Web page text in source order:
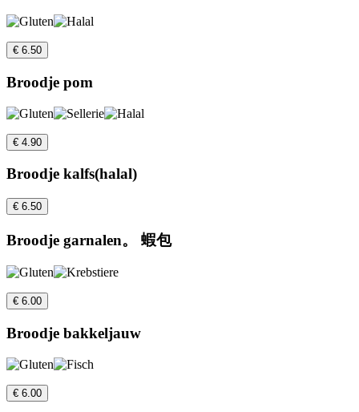
€ 6.50
Broodje pom
€ 4.90
Broodje kalfs(halal)
€ 6.50
Broodje garnalen。 蝦包
€ 6.00
Broodje bakkeljauw
€ 6.00